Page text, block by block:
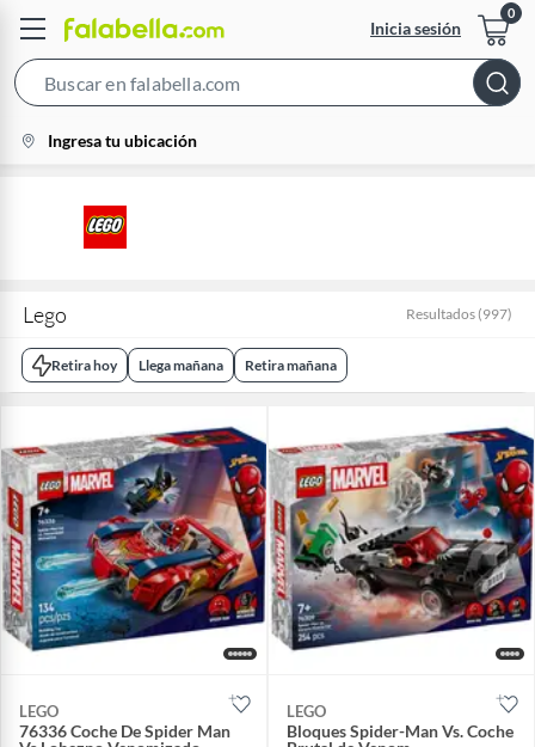
Inicia sesión
Bar
location-
icon
Ingresa tu ubicación
Lego Resultados (997)
Retira hoy Llega mañana Retira mañana
LEGO
76336 Coche De Spider Man
LEGO
Bloques Spider-Man Vs. Coche